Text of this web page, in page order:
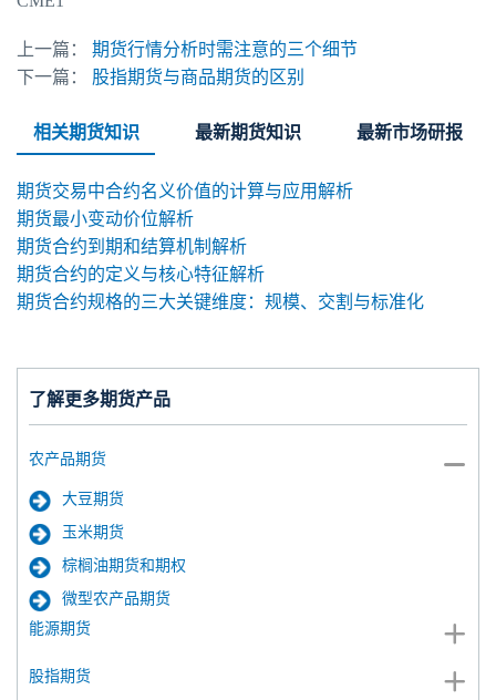
了解更多期货产品
农产品期货
大豆期货
玉米期货
棕榈油期货和期权
微型农产品期货
能源期货
股指期货
上一篇：
期货行情分析时需注意的三个细节
下一篇：
股指期货与商品期货的区别
相关期货知识 最新期货知识 最新市场研报
期货交易中合约名义价值的计算与应用解析
期货最小变动价位解析
期货合约到期和结算机制解析
期货合约的定义与核心特征解析
期货合约规格的三大关键维度：规模、交割与标准化